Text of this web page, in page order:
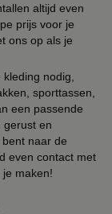
altijd even
prijs voor je
ons op als je
nodig,
sporttassen,
een passende
gerust en
naar de
even contact met
maken!